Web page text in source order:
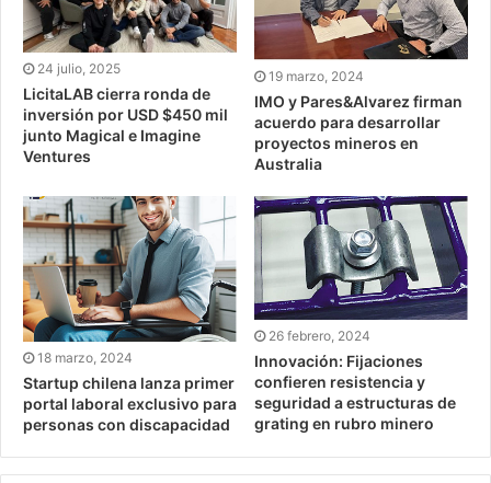
24 julio, 2025
LicitaLAB cierra ronda de
inversión por USD $450 mil
junto Magical e Imagine
Ventures
19 marzo, 2024
IMO y Pares&Alvarez firman
acuerdo para desarrollar
proyectos mineros en
Australia
18 marzo, 2024
Startup chilena lanza primer
portal laboral exclusivo para
personas con discapacidad
26 febrero, 2024
Innovación: Fijaciones
confieren resistencia y
seguridad a estructuras de
grating en rubro minero